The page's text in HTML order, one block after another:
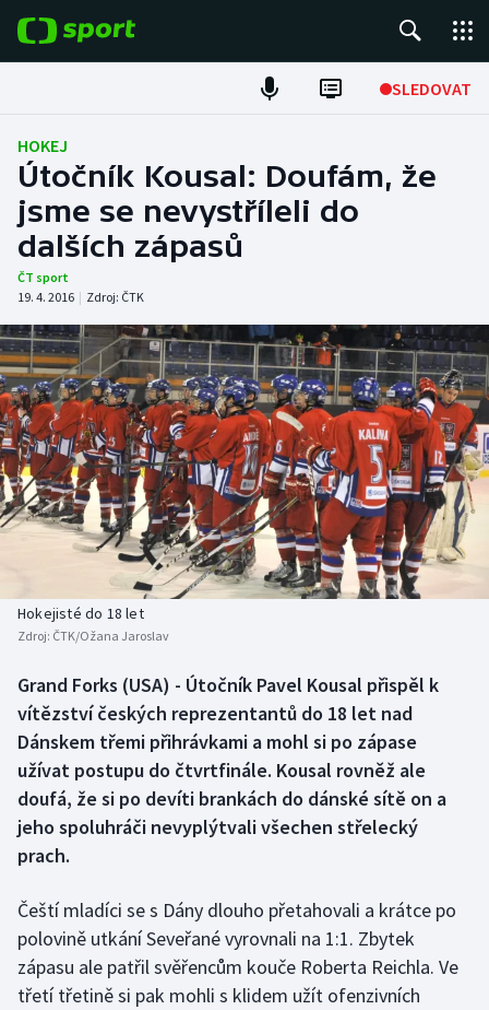
SLEDOVAT
Fotbal
Hokej
Tenis
Atletika
Cyklistika
DALŠÍ SPORTY
Americký fotbal
Baseball a softbal
Basketbal
Biatlon
Box
Curling
Dostihy
Futsal
Golf
NEPŘEHLÉDNĚTE
Soutěže
Historické návraty
Aplikace ČT sport
HOKEJ
Útočník Kousal: Doufám, že
jsme se nevystříleli do
dalších zápasů
ČT sport
19. 4. 2016 | Zdroj: ČTK
Hokejisté do 18 let
Zdroj: ČTK/Ožana Jaroslav
Grand Forks (USA) - Útočník Pavel Kousal přispěl k
vítězství českých reprezentantů do 18 let nad
Dánskem třemi přihrávkami a mohl si po zápase
užívat postupu do čtvrtfinále. Kousal rovněž ale
doufá, že si po devíti brankách do dánské sítě on a
jeho spoluhráči nevyplýtvali všechen střelecký
prach.
Čeští mladíci se s Dány dlouho přetahovali a krátce po
polovině utkání Seveřané vyrovnali na 1:1. Zbytek
zápasu ale patřil svěřencům kouče Roberta Reichla. Ve
třetí třetině si pak mohli s klidem užít ofenzivních